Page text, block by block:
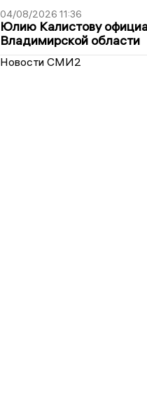
04/08/2026 11:36
Юлию Калистову
Владимирской области
Новости СМИ2